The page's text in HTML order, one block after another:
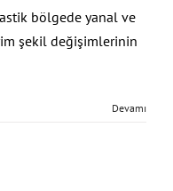
bölgede yanal ve
şekil değişimlerinin
Devamı